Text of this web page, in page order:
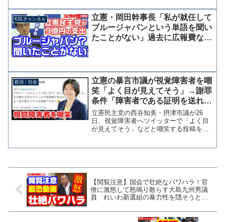
参院議員が、疑惑について問い合わせを
行った有権者のツイッタ...
KSLチャンネル
立憲・岡田幹事長「私が就任して
ブルージャパンという単語を聞い
たことがない」過去に広報費など
政治・社会
立憲の暴言市議が視覚障害者を嘲
笑「よく目が見えてそう」→謝罪
条件「障害者である証明を送れ」
「ご自宅までお伺いし確認する」
立憲民主党の西谷知美・摂津市議が26
日、視覚障害者へツイッターで「よく目
が見えてそう」などと嘲笑する投稿を行
【閲覧注意】国会で壮絶なパワハラ！官
僚に激怒して怒鳴り散らす大島九州男議
員 れいわ新選組の暴力性を隠そうとも